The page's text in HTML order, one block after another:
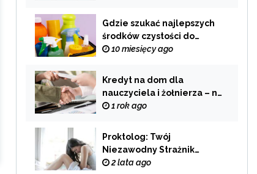
Gdzie szukać najlepszych
środków czystości do
swojego domu?
10 miesięcy ago
Kredyt na dom dla
nauczyciela i żołnierza – na
co zwrócić uwagę przy
1 rok ago
Proktolog: Twój
Niezawodny Strażnik
Zdrowia Układu
2 lata ago